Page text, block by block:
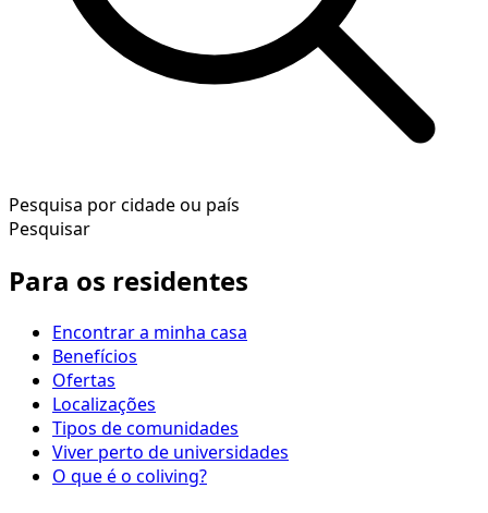
Pesquisa por cidade ou país
Pesquisar
Para os residentes
Encontrar a minha casa
Benefícios
Ofertas
Localizações
Tipos de comunidades
Viver perto de universidades
O que é o coliving?